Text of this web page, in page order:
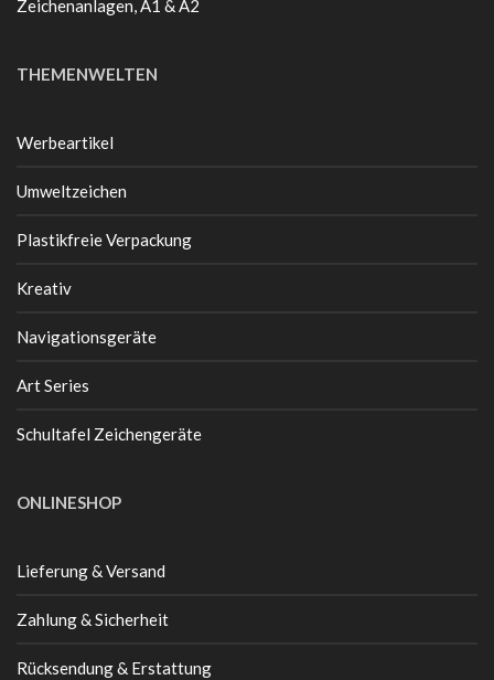
Zeichenanlagen, A1 & A2
THEMENWELTEN
Werbeartikel
Umweltzeichen
Plastikfreie Verpackung
Kreativ
Navigationsgeräte
Art Series
Schultafel Zeichengeräte
ONLINESHOP
Lieferung & Versand
Zahlung & Sicherheit
Rücksendung & Erstattung